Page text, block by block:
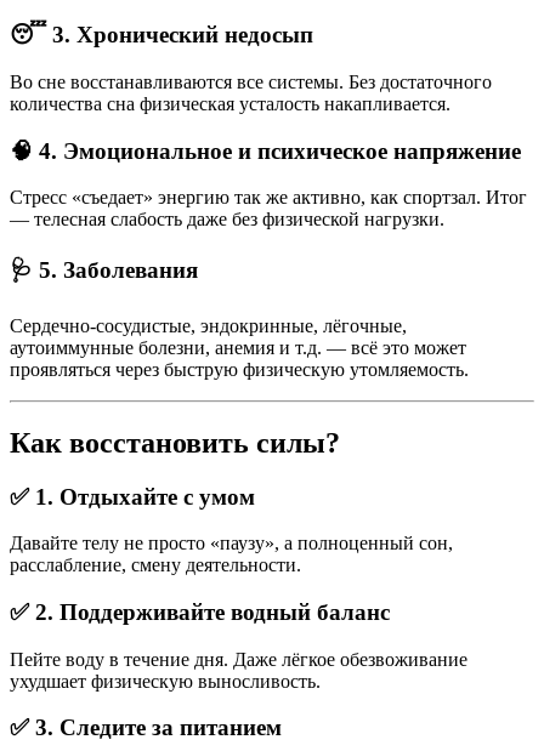
😴 3. Хронический недосып
Во сне восстанавливаются все системы. Без достаточного
количества сна физическая усталость накапливается.
🧠 4. Эмоциональное и психическое напряжение
Стресс «съедает» энергию так же активно, как спортзал. Итог
— телесная слабость даже без физической нагрузки.
🩺 5. Заболевания
Сердечно-сосудистые, эндокринные, лёгочные,
аутоиммунные болезни, анемия и т.д. — всё это может
проявляться через быструю физическую утомляемость.
Как восстановить силы?
✅ 1. Отдыхайте с умом
Давайте телу не просто «паузу», а полноценный сон,
расслабление, смену деятельности.
✅ 2. Поддерживайте водный баланс
Пейте воду в течение дня. Даже лёгкое обезвоживание
ухудшает физическую выносливость.
✅ 3. Следите за питанием